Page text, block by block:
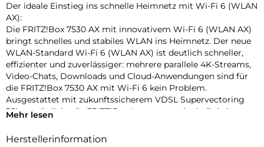
Der ideale Einstieg ins schnelle Heimnetz mit Wi-Fi 6 (WLAN
AX):
Die FRITZ!Box 7530 AX mit innovativem Wi-Fi 6 (WLAN AX)
bringt schnelles und stabiles WLAN ins Heimnetz. Der neue
WLAN-Standard Wi-Fi 6 (WLAN AX) ist deutlich schneller,
effizienter und zuverlässiger: mehrere parallele 4K-Streams,
Video-Chats, Downloads und Cloud-Anwendungen sind für
die FRITZ!Box 7530 AX mit Wi-Fi 6 kein Problem.
Ausgestattet mit zukunftssicherem VDSL Supervectoring
35b ermöglicht die FRITZ!Box Internetgeschwindigkeiten
Telefonanlage mit DECTBasisstation sowie ein Anschluss für
Mehr lesen
Herstellerinformation